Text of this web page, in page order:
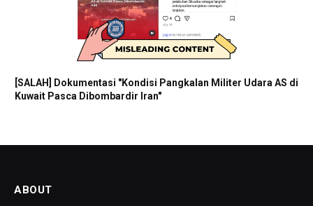
[SALAH] Dokumentasi "Kondisi Pangkalan Militer Udara AS di
Kuwait Pasca Dibombardir Iran"
ABOUT